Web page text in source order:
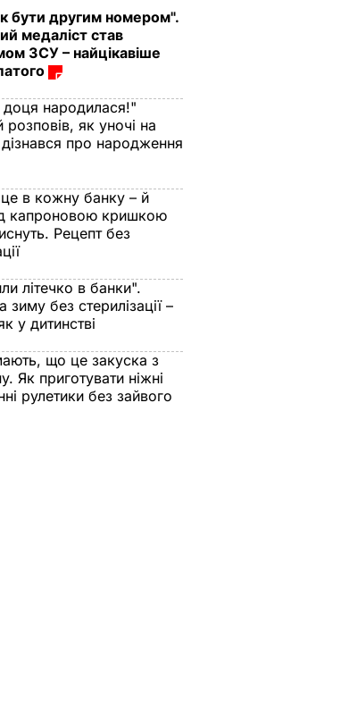
бути другим номером".
медаліст став
ЗСУ – найцікавіше
народилася!"
як уночі на
дізнався про народження
в кожну банку – й
капроновою кришкою
Рецепт без
літечко в банки".
зиму без стерилізації –
у дитинстві
що це закуска з
Як приготувати ніжні
рулетики без зайвого